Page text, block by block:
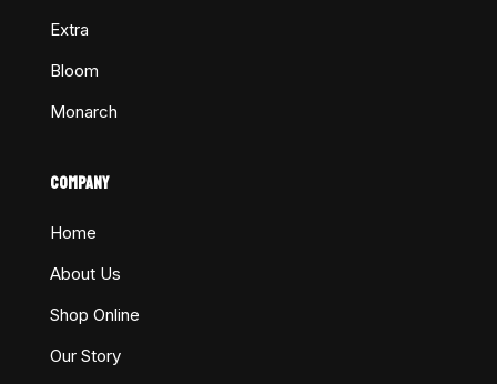
Extra
Bloom
Monarch
COMPANY
Home
About Us
Shop Online
Our Story